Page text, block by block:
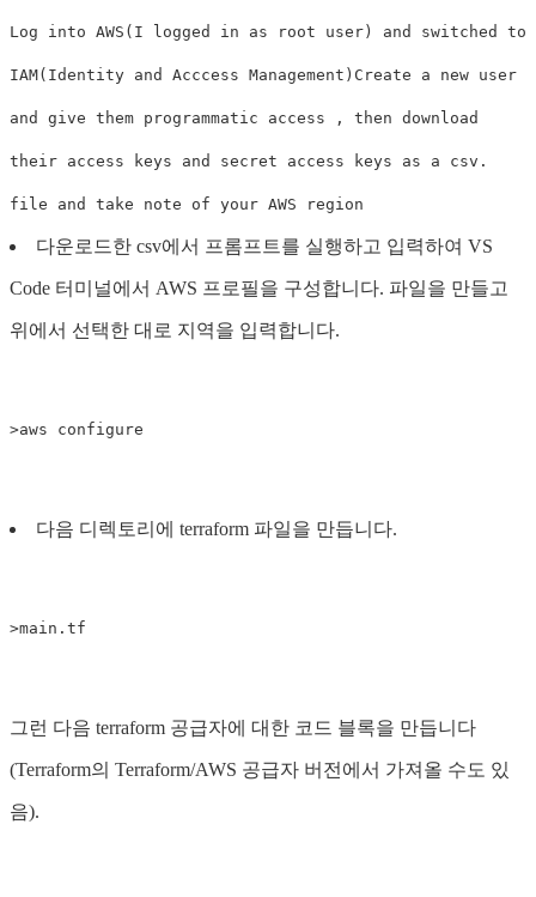
Log into AWS(I logged in as root user) and switched to
IAM(Identity and Acccess Management) Create a new user
and give them programmatic access , then download
their access keys and secret access keys as a csv.
file and take note of your AWS region
다운로드한 csv에서 프롬프트를 실행하고 입력하여 VS
Code 터미널에서 AWS 프로필을 구성합니다. 파일을 만들고
위에서 선택한 대로 지역을 입력합니다.
다음 디렉토리에 terraform 파일을 만듭니다.
그런 다음 terraform 공급자에 대한 코드 블록을 만듭니다
(Terraform의 Terraform/AWS 공급자 버전에서 가져올 수도 있
음).